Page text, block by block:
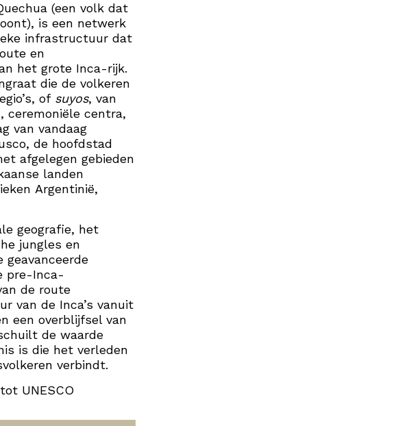
(een volk dat
is een netwerk
infrastructuur dat
en
het grote Inca-rijk.
die de volkeren
of suyos, van
ceremoniële centra,
van vandaag
de hoofdstad
afgelegen gebieden
landen
Argentinië,
geografie, het
jungles en
pre-Inca-
de route
van de Inca’s vanuit
een overblijfsel van
de waarde
is die het verleden
verbindt.
UNESCO